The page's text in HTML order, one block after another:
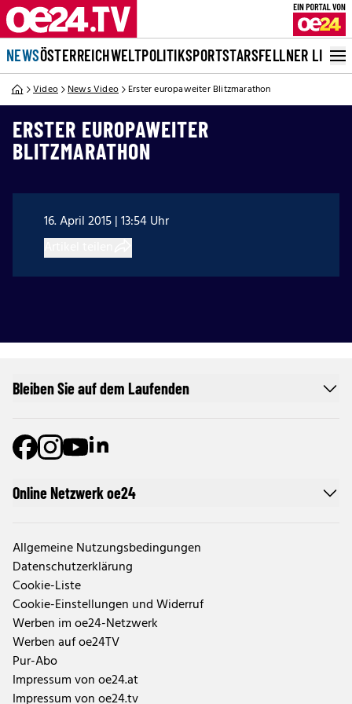
NEWSÖSTERREICHWELTPOLITIKSPORTSTARSFELLNER LIVE
Video News Video Erster europaweiter Blitzmarathon
ERSTER EUROPAWEITER
BLITZMARATHON
16. April 2015 | 13:54 Uhr
Online Netzwerk oe24
Allgemeine Nutzungsbedingungen
Datenschutzerklärung
Cookie-Liste
Cookie-Einstellungen und Widerruf
Werben im oe24-Netzwerk
Werben auf oe24TV
Pur-Abo
Impressum von oe24.at
Impressum von oe24.tv
Bleiben Sie auf dem Laufenden